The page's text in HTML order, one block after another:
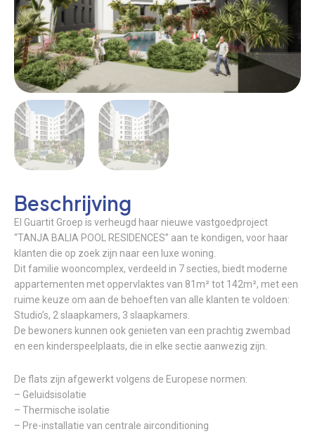
Beschrijving
El Guartit Groep is verheugd haar nieuwe vastgoedproject
“TANJA BALIA POOL RESIDENCES” aan te kondigen, voor haar
klanten die op zoek zijn naar een luxe woning.
Dit familie wooncomplex, verdeeld in 7 secties, biedt moderne
appartementen met oppervlaktes van 81m² tot 142m², met een
ruime keuze om aan de behoeften van alle klanten te voldoen:
Studio’s, 2 slaapkamers, 3 slaapkamers.
De bewoners kunnen ook genieten van een prachtig zwembad
en een kinderspeelplaats, die in elke sectie aanwezig zijn.
De flats zijn afgewerkt volgens de Europese normen:
– Geluidsisolatie
– Thermische isolatie
– Pre-installatie van centrale airconditioning